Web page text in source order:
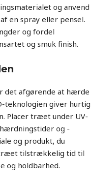
og anvend
en spray eller pensel.
og fordel
og smuk finish.
det afgørende at hærde
teknologien giver hurtig
Placer træet under UV-
og -
og produkt, du
tilstrækkelig tid til
og holdbarhed.